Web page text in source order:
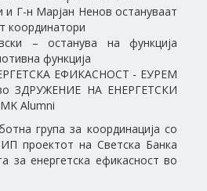
и Г-н Марјан Ненов остануваат
координатори
– останува на функција
функција
ЕФИКАСНОСТ - ЕУРЕМ
ЗДРУЖЕНИЕ НА ЕНЕРГЕТСКИ
Alumni
група за координација со
проектот на Светска Банка
за енергетска ефикасност во